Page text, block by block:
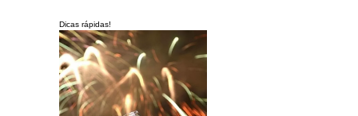
Dicas rápidas!